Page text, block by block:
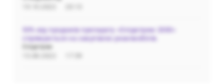
50% від продажів препарату «Олідетрим 2000»
спрямуються на закупівлю реанімобілів.
Олідетрим